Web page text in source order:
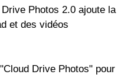
Photos 2.0 ajoute la
et des vidéos
Drive Photos" pour